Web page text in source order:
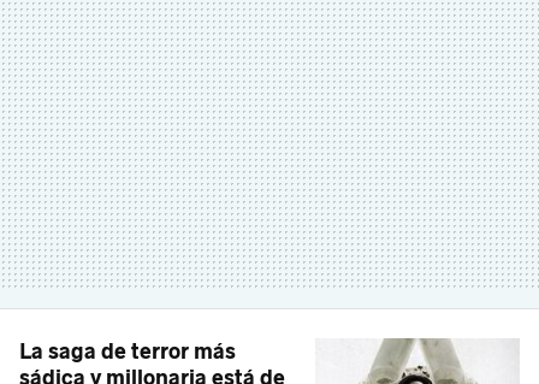
La saga de terror más
sádica y millonaria está de